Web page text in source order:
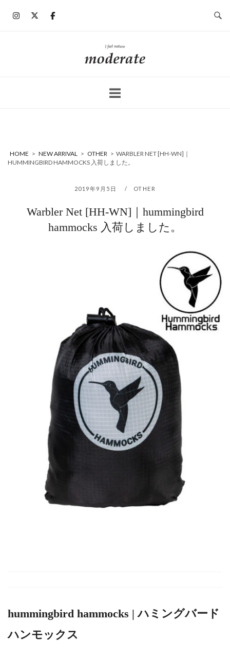
ホ
ー
HOME > NEW ARRIVAL > OTHER > WARBLER NET [HH-WN]｜
HUMMINGBIRD HAMMOCKS 入荷しました。
2019年9月5日 OTHER
Warbler Net [HH-WN]｜hummingbird
hammocks 入荷しました。
hummingbird hammocks | ハミングバード
ハンモックス